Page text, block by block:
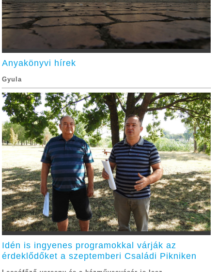
Anyakönyvi hírek
Gyula
Idén is ingyenes programokkal várják az
érdeklődőket a szeptemberi Családi Pikniken